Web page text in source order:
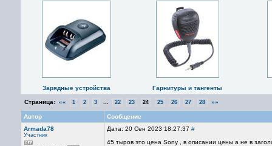
Зарядные устройства Гарнитуры и тангенты
Страница: «« 1 2 3 22 23 24 25 26 27 28 »»
Автор
Сообщение
Armada78
Участник
Дата: 20 Сен 2023 18:27:37 #
45 тыров это цена Sony , в описании цены а не в